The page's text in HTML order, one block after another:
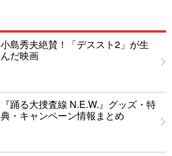
小島秀夫絶賛！「デススト2」が生
んだ映画
『踊る大捜査線 N.E.W.』グッズ・特
典・キャンペーン情報まとめ